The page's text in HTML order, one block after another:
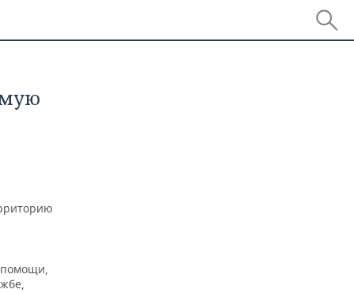
помощи,